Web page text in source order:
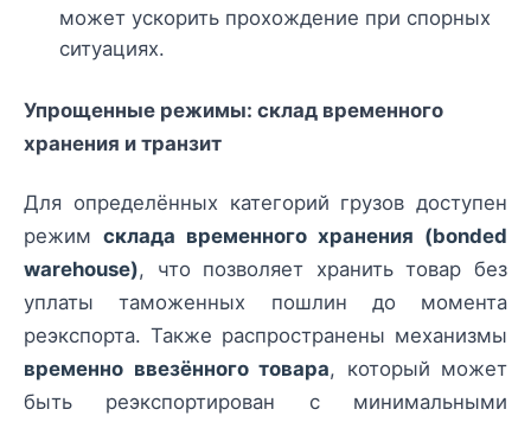
может ускорить прохождение при спорных
ситуациях.
Упрощенные режимы: склад временного
хранения и транзит
Для определённых категорий грузов доступен
режим склада временного хранения (bonded
warehouse), что позволяет хранить товар без
уплаты таможенных пошлин до момента
реэкспорта. Также распространены механизмы
временно ввезённого товара, который может
быть реэкспортирован с минимальными